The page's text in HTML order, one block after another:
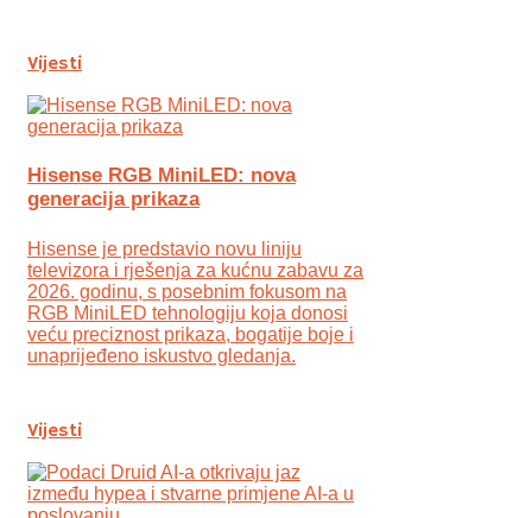
Vijesti
Hisense RGB MiniLED: nova
generacija prikaza
Hisense je predstavio novu liniju
televizora i rješenja za kućnu zabavu za
2026. godinu, s posebnim fokusom na
RGB MiniLED tehnologiju koja donosi
veću preciznost prikaza, bogatije boje i
unaprijeđeno iskustvo gledanja.
Vijesti